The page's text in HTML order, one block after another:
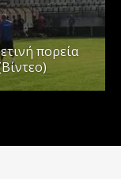
πορεία